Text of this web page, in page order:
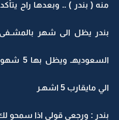
منه ( بندر ) .. وبعدها راح
بندر يظل الى شهر
الي مايقارب 5 اشهـر
بندر : ورجعي قولي اذا سمحو